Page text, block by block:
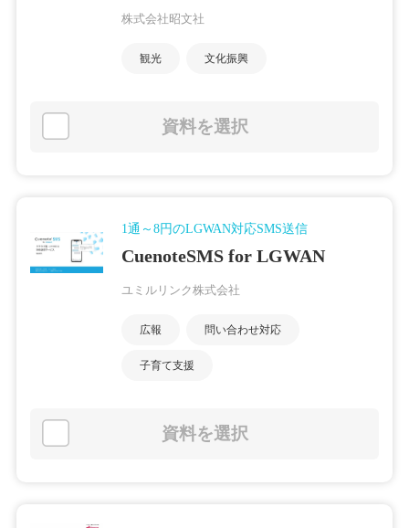
株式会社昭文社
観光 文化振興
資料を選択
1通～8円のLGWAN対応SMS送信
CuenoteSMS for LGWAN
ユミルリンク株式会社
広報 問い合わせ対応
子育て支援
資料を選択